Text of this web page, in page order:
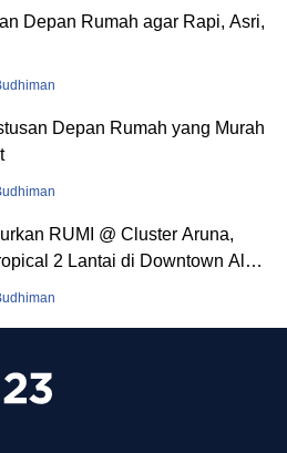
Depan Rumah agar Rapi, Asri,
Depan Rumah yang Murah
RUMI @ Cluster Aruna,
2 Lantai di Downtown Alam